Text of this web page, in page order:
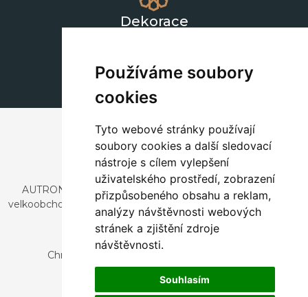
Používáme soubory
cookies
Tyto webové stránky používají
soubory cookies a další sledovací
nástroje s cílem vylepšení
uživatelského prostředí, zobrazení
přizpůsobeného obsahu a reklam,
analýzy návštěvnosti webových
stránek a zjištění zdroje
návštěvnosti.
Souhlasím
Dekorace
AUTRONIC, s.r.o. je společnost zabývající se dovozem a
velkoobchodním prodejem designového i stylového nábytku
a dekorací.
Česká republika
Chrustenice 270, 267 12 Loděnice u Berouna
Slovensko
Nová 366, 032 02 Závažná Poruba